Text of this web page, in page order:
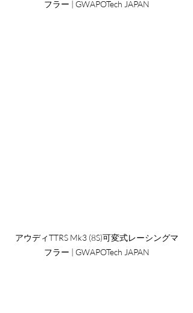
フラー | GWAPOTech JAPAN
アウディTTRS Mk3 (8S)可変式レーシングマ
フラー | GWAPOTech JAPAN